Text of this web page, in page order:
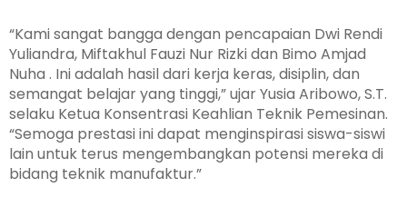
“Kami sangat bangga dengan pencapaian Dwi Rendi
Yuliandra, Miftakhul Fauzi Nur Rizki dan Bimo Amjad
Nuha . Ini adalah hasil dari kerja keras, disiplin, dan
semangat belajar yang tinggi,” ujar Yusia Aribowo, S.T.
selaku Ketua Konsentrasi Keahlian Teknik Pemesinan.
“Semoga prestasi ini dapat menginspirasi siswa-siswi
lain untuk terus mengembangkan potensi mereka di
bidang teknik manufaktur.”